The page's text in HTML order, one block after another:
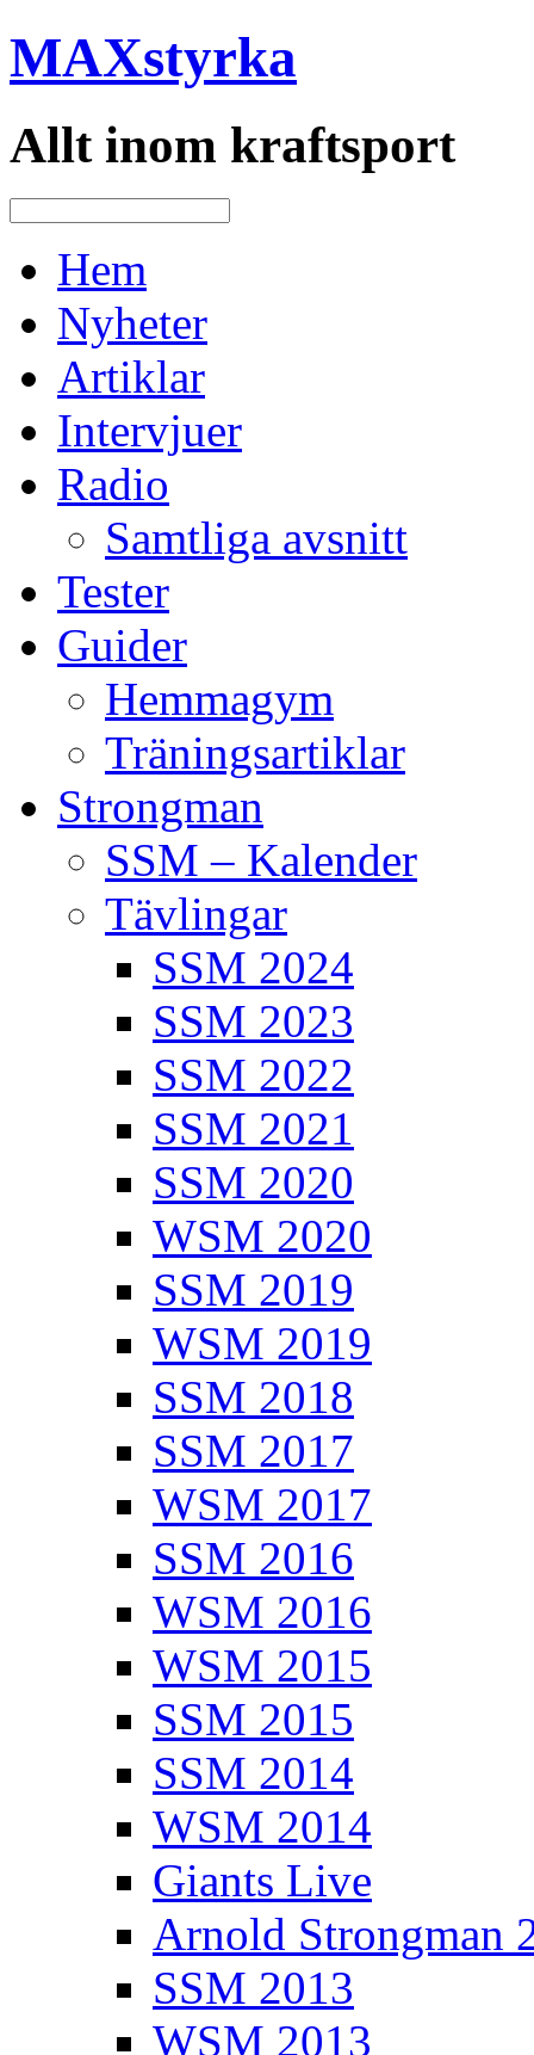
MAXstyrka
Allt inom kraftsport
Hem
Nyheter
Artiklar
Intervjuer
Radio
Samtliga avsnitt
Tester
Guider
Hemmagym
Träningsartiklar
Strongman
SSM – Kalender
Tävlingar
SSM 2024
SSM 2023
SSM 2022
SSM 2021
SSM 2020
WSM 2020
SSM 2019
WSM 2019
SSM 2018
SSM 2017
WSM 2017
SSM 2016
WSM 2016
WSM 2015
SSM 2015
SSM 2014
WSM 2014
Giants Live
Arnold Strongman
SSM 2013
WSM 2013